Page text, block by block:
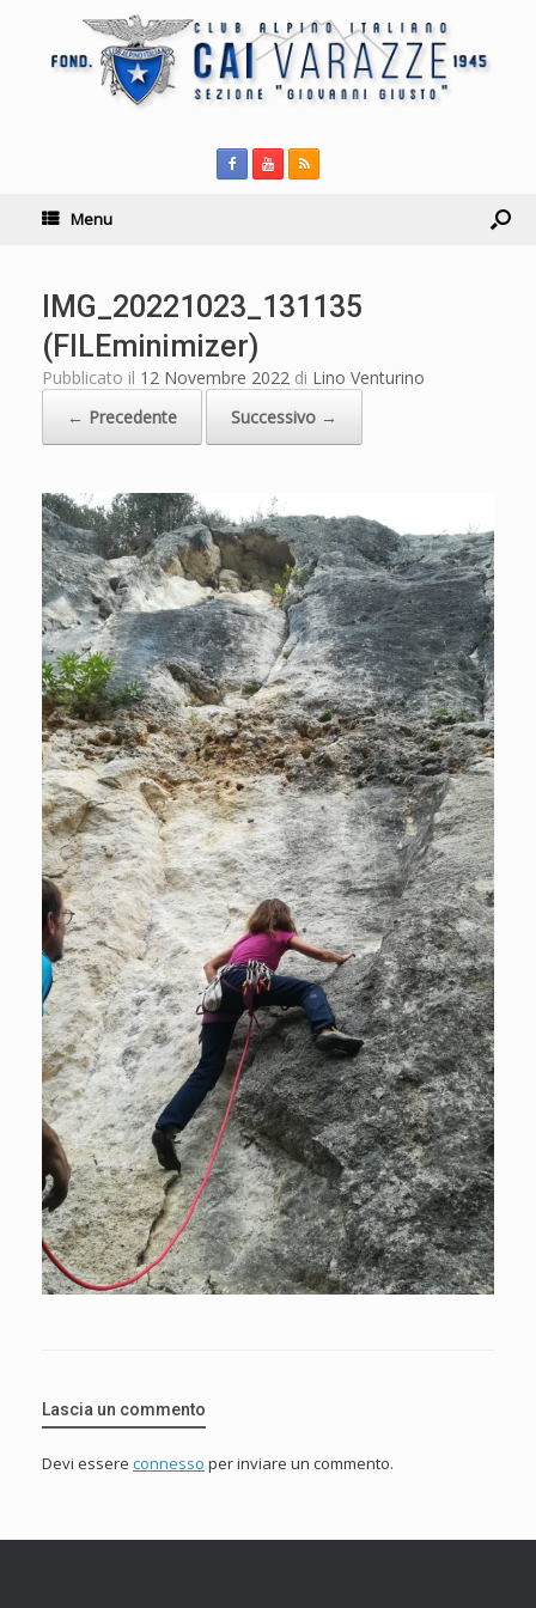
Menu
IMG_20221023_131135
(FILEminimizer)
Pubblicato il 12 Novembre 2022 di Lino Venturino
← Precedente
Successivo →
Lascia un commento
Devi essere connesso per inviare un commento.